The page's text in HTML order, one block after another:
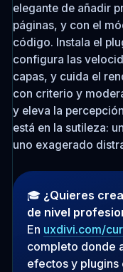
elegante de añadir
páginas, y con el
código. Instala el
configura las
capas, y cuida el
con criterio y
y eleva la
está en la sutileza:
uno exagerado
🎓 ¿Quieres
de nivel
En uxdivi.com/
completo donde
efectos y plugins